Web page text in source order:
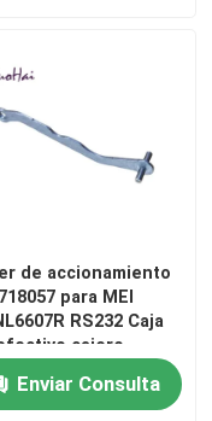
de accionamiento
para MEI
RS232 Caja
cajero
de billetes
Enviar Consulta